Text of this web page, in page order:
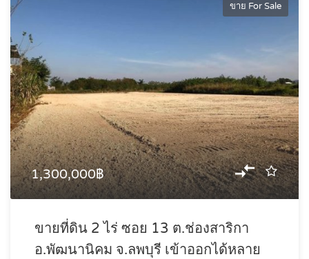
ขาย For Sale
1,300,000฿
ขายที่ดิน 2 ไร่ ซอย 13 ต.ช่องสาริกา
อ.พัฒนานิคม จ.ลพบุรี เข้าออกได้หลาย